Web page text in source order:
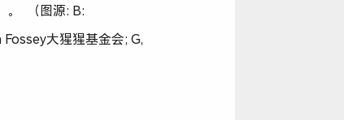
。 （图源: B:
大猩猩基金会; G,